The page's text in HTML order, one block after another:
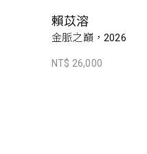
賴苡溶
金脈之巔，2026
NT$ 26,000